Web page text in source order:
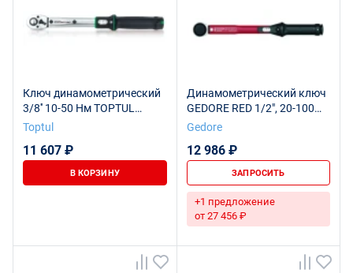
Ключ динамометрический
3/8'' 10-50 Нм TOPTUL
ANAM1205
Toptul
11 607 ₽
В КОРЗИНУ
Динамометрический ключ
GEDORE RED 1/2", 20-100
Нм
Gedore
12 986 ₽
ЗАПРОСИТЬ
+1 предложение
от 27 456 ₽